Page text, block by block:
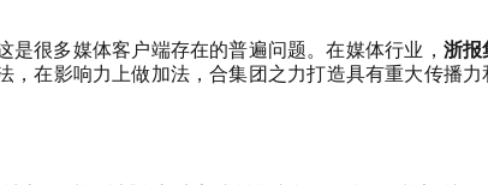
很多媒体客户端存在的普遍问题。在媒体行业， 浙报
，在影响力上做加法，合集团之力打造具有重大传播力